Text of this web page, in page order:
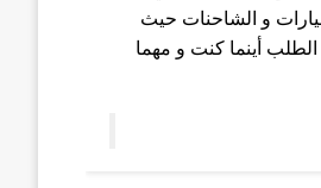
و الشاحنات حيث
الطلب أينما كنت و مهما